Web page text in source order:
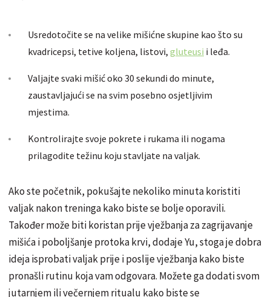
Usredotočite se na velike mišićne skupine kao što su
kvadricepsi, tetive koljena, listovi, gluteusi i leđa.
Valjajte svaki mišić oko 30 sekundi do minute,
zaustavljajući se na svim posebno osjetljivim
mjestima.
Kontrolirajte svoje pokrete i rukama ili nogama
prilagodite težinu koju stavljate na valjak.
Ako ste početnik, pokušajte nekoliko minuta koristiti
valjak nakon treninga kako biste se bolje oporavili.
Također može biti koristan prije vježbanja za zagrijavanje
mišića i poboljšanje protoka krvi, dodaje Yu, stoga je dobra
ideja isprobati valjak prije i poslije vježbanja kako biste
pronašli rutinu koja vam odgovara. Možete ga dodati svom
jutarnjem ili večernjem ritualu kako biste se